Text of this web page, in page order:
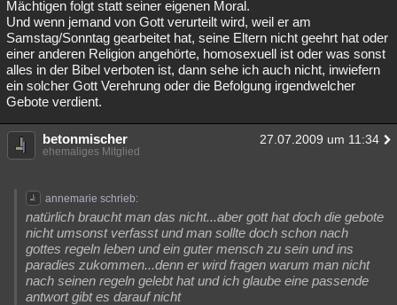
Mächtigen folgt statt seiner eigenen Moral.
Und wenn jemand von Gott verurteilt wird, weil er am
Samstag/Sonntag gearbeitet hat, seine Eltern nicht geehrt hat oder
einer anderen Religion angehörte, homosexuell ist oder was sonst
alles in der Bibel verboten ist, dann sehe ich auch nicht, inwiefern
ein solcher Gott Verehrung oder die Befolgung irgendwelcher
Gebote verdient.
betonmischer 27.07.2009 um 11:34
ehemaliges Mitglied
annemarie schrieb:
natürlich braucht man das nicht...aber gott hat doch die gebote
nicht umsonst verfasst und man sollte doch schon nach
gottes regeln leben und ein guter mensch zu sein und ins
paradies zukommen...denn er wird fragen warum man nicht
nach seinen regeln gelebt hat und ich glaube eine passende
antwort gibt es darauf nicht